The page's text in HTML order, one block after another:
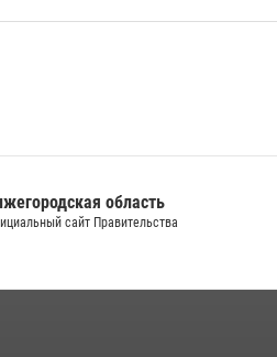
область
сайт Правительства